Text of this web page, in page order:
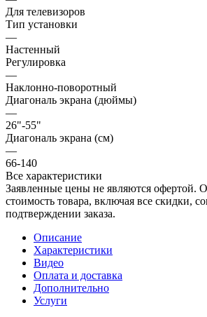
Для телевизоров
Тип установки
—
Настенный
Регулировка
—
Наклонно-поворотный
Диагональ экрана (дюймы)
—
26"-55"
Диагональ экрана (см)
—
66-140
Все характеристики
Заявленные цены не являются офертой.
стоимость товара, включая все скидки,
подтверждении заказа.
Описание
Характеристики
Видео
Оплата и доставка
Дополнительно
Услуги